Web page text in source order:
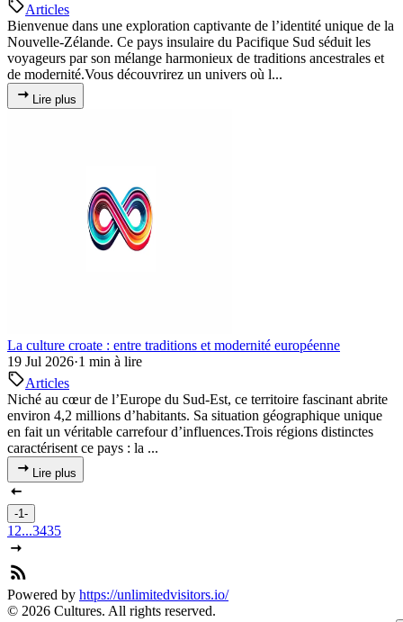
Articles
Bienvenue dans une exploration captivante de l’identité unique de la
Nouvelle-Zélande. Ce pays insulaire du Pacifique Sud séduit les
voyageurs par son mélange harmonieux de traditions ancestrales et
de modernité.Vous découvrirez un univers où l...
Lire plus
La culture croate : entre traditions et modernité européenne
19 Jul 2026·1 min à lire
Articles
Niché au cœur de l’Europe du Sud-Est, ce territoire fascinant abrite
environ 4,2 millions d’habitants. Sa situation géographique unique
en fait un véritable carrefour d’influences.Trois régions distinctes
caractérisent ce pays : la ...
Lire plus
-1-
1 2...3435
Powered by https://unlimitedvisitors.io/
© 2026 Cultures. All rights reserved.